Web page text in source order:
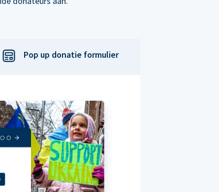
Pop up donatie formulier